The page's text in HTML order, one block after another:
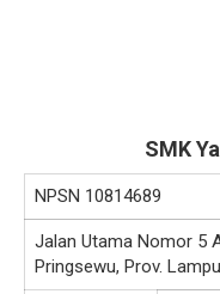
SMK
NPSN 10814689
Jalan Utama Nomor 5
Pringsewu, Prov.